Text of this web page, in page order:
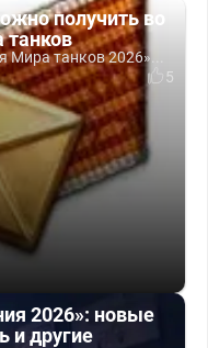
получить во
Мира танков 2026»...
5
2026»: новые
и другие